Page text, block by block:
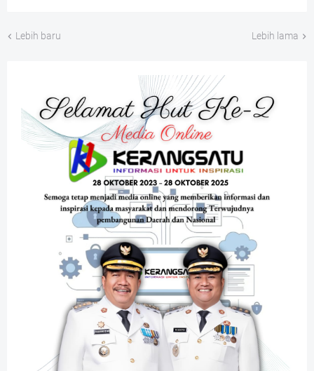
Lebih baru Lebih lama